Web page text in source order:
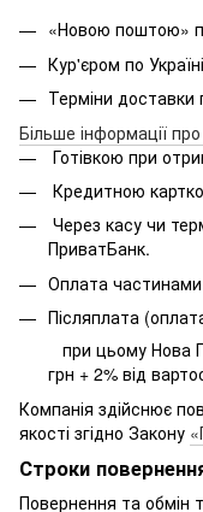
«Новою поштою»
Кур'єром по
Терміни доставки
Більше інформації
Готівкою при
Кредитною
Через касу чи
ПриватБанк.
Оплата
Післяплата
при цьому Нова
грн + 2% від
Компанія здійснює
якості згідно Закону
Строки
Повернення та обмін